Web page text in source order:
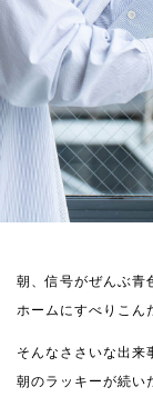
朝、信号がぜんぶ青
ホームにすべりこん
そんなささいな出来
朝のラッキーが続い